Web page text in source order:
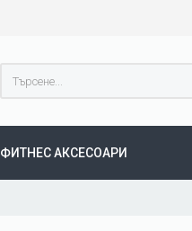
ФИТНЕС АКСЕСОАРИ